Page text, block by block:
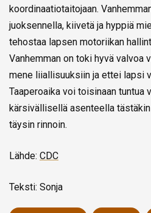
koordinaatiotaitojaan.
juoksennella, kiivetä ja hyppiä
tehostaa lapsen motoriikan
Vanhemman on toki hyvä valvoa
mene liiallisuuksiin ja ettei lapsi
Taaperoaika voi toisinaan tuntua
kärsivällisellä asenteella
täysin rinnoin.
Lähde: CDC
Teksti: Sonja